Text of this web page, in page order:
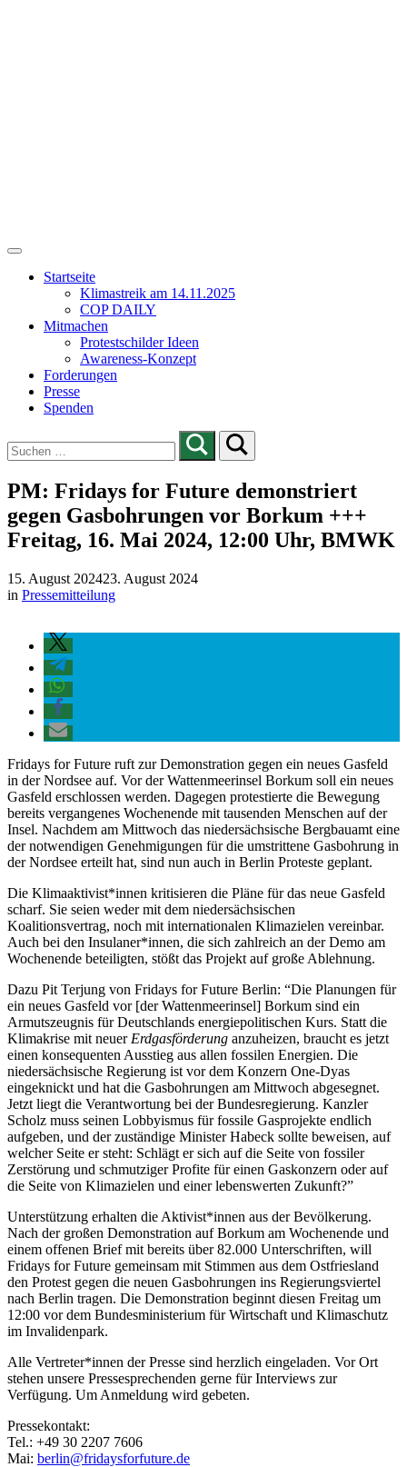
Menu
Startseite
Klimastreik am 14.11.2025
COP DAILY
Mitmachen
Protestschilder Ideen
Awareness-Konzept
Forderungen
Presse
Spenden
nach:
PM: Fridays for Future demonstriert
gegen Gasbohrungen vor Borkum +++
Freitag, 16. Mai 2024, 12:00 Uhr, BMWK
15. August 202423. August 2024
in Pressemitteilung
Fridays for Future ruft zur Demonstration gegen ein neues Gasfeld
in der Nordsee auf. Vor der Wattenmeerinsel Borkum soll ein neues
Gasfeld erschlossen werden. Dagegen protestierte die Bewegung
bereits vergangenes Wochenende mit tausenden Menschen auf der
Insel. Nachdem am Mittwoch das niedersächsische Bergbauamt eine
der notwendigen Genehmigungen für die umstrittene Gasbohrung in
der Nordsee erteilt hat, sind nun auch in Berlin Proteste geplant.
Die Klimaaktivist*innen kritisieren die Pläne für das neue Gasfeld
scharf. Sie seien weder mit dem niedersächsischen
Koalitionsvertrag, noch mit internationalen Klimazielen vereinbar.
Auch bei den Insulaner*innen, die sich zahlreich an der Demo am
Wochenende beteiligten, stößt das Projekt auf große Ablehnung.
Dazu Pit Terjung von Fridays for Future Berlin: “Die Planungen für
ein neues Gasfeld vor [der Wattenmeerinsel] Borkum sind ein
Armutszeugnis für Deutschlands energiepolitischen Kurs. Statt die
Klimakrise mit neuer Erdgasförderung anzuheizen, braucht es jetzt
einen konsequenten Ausstieg aus allen fossilen Energien. Die
niedersächsische Regierung ist vor dem Konzern One-Dyas
eingeknickt und hat die Gasbohrungen am Mittwoch abgesegnet.
Jetzt liegt die Verantwortung bei der Bundesregierung. Kanzler
Scholz muss seinen Lobbyismus für fossile Gasprojekte endlich
aufgeben, und der zuständige Minister Habeck sollte beweisen, auf
welcher Seite er steht: Schlägt er sich auf die Seite von fossiler
Zerstörung und schmutziger Profite für einen Gaskonzern oder auf
die Seite von Klimazielen und einer lebenswerten Zukunft?”
Unterstützung erhalten die Aktivist*innen aus der Bevölkerung.
Nach der großen Demonstration auf Borkum am Wochenende und
einem offenen Brief mit bereits über 82.000 Unterschriften, will
Fridays for Future gemeinsam mit Stimmen aus dem Ostfriesland
den Protest gegen die neuen Gasbohrungen ins Regierungsviertel
nach Berlin tragen. Die Demonstration beginnt diesen Freitag um
12:00 vor dem Bundesministerium für Wirtschaft und Klimaschutz
im Invalidenpark.
Alle Vertreter*innen der Presse sind herzlich eingeladen. Vor Ort
stehen unsere Pressesprechenden gerne für Interviews zur
Verfügung. Um Anmeldung wird gebeten.
Pressekontakt:
Tel.: +49 30 2207 7606
Mai: berlin@fridaysforfuture.de